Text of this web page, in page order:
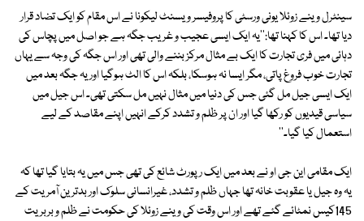
سینٹرل وینے زوئلا یونی ورسٹی کا پروفیسر ویسنٹ لیکونا نے اس مقام کو ایک تضاد قرار
دیا تھا۔ اس کا کہنا تھا:''یہ ایک ایسی عجیب و غریب جگہ ہے جو اصل میں پچاس کی
دہائی میں فری تجارت کا ایک بے مثال مرکز بننے والی تھی اور اس جگہ کی وجہ سے یہاں
تجارت خوب فروغ پاتی، مگر ایسا نہ ہوسکا، بلکہ اس کا الٹ ہوگیا اور یہ جگہ بعد میں
ایک ایسی جیل مل گئی جس کی دنیا میں مثال نہیں مل سکتی تھی۔ اس جیل میں
سیاسی قیدیوں کو رکھا گیا اور ان پر ظلم و تشدد کرکے انہیں اپنے مقاصد کے لیے
استعمال کیا گیا۔''
ایک مقامی این جی او نے بعد میں ایک رپورٹ شائع کی تھی جس میں یہ بتایا گیا تھا کہ
یہ وہ جیل یا عقوبت خانہ تھا جہاں ظلم و تشدد، غیرانسانی سلوک اور بدترین آمریت کے
145کیس نمٹائے گئے تھے اور اس وقت کی وینے زوئلا کی حکومت نے ظلم و بربریت